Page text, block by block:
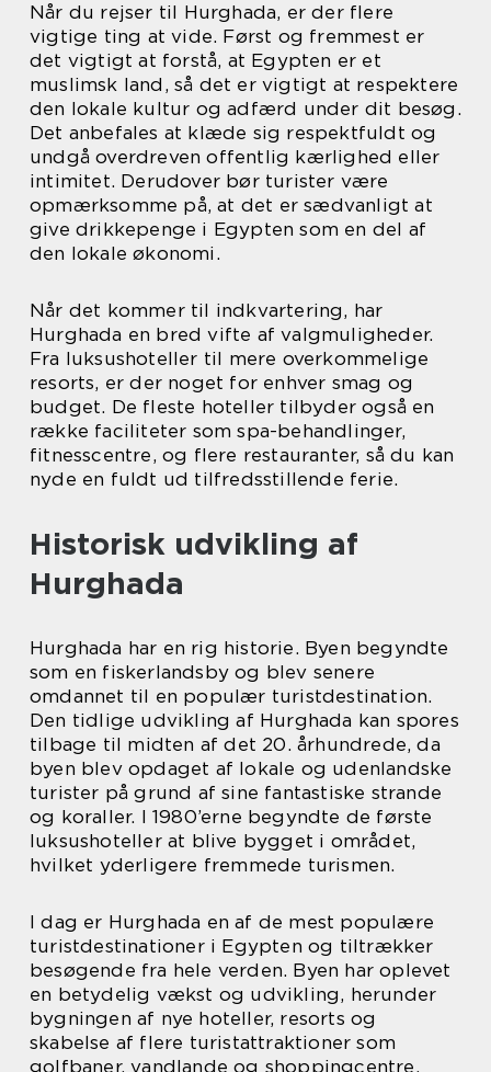
Når du rejser til Hurghada, er der flere
vigtige ting at vide. Først og fremmest er
det vigtigt at forstå, at Egypten er et
muslimsk land, så det er vigtigt at respektere
den lokale kultur og adfærd under dit besøg.
Det anbefales at klæde sig respektfuldt og
undgå overdreven offentlig kærlighed eller
intimitet. Derudover bør turister være
opmærksomme på, at det er sædvanligt at
give drikkepenge i Egypten som en del af
den lokale økonomi.
Når det kommer til indkvartering, har
Hurghada en bred vifte af valgmuligheder.
Fra luksushoteller til mere overkommelige
resorts, er der noget for enhver smag og
budget. De fleste hoteller tilbyder også en
række faciliteter som spa-behandlinger,
fitnesscentre, og flere restauranter, så du kan
nyde en fuldt ud tilfredsstillende ferie.
Historisk udvikling af
Hurghada
Hurghada har en rig historie. Byen begyndte
som en fiskerlandsby og blev senere
omdannet til en populær turistdestination.
Den tidlige udvikling af Hurghada kan spores
tilbage til midten af det 20. århundrede, da
byen blev opdaget af lokale og udenlandske
turister på grund af sine fantastiske strande
og koraller. I 1980’erne begyndte de første
luksushoteller at blive bygget i området,
hvilket yderligere fremmede turismen.
I dag er Hurghada en af de mest populære
turistdestinationer i Egypten og tiltrækker
besøgende fra hele verden. Byen har oplevet
en betydelig vækst og udvikling, herunder
bygningen af nye hoteller, resorts og
skabelse af flere turistattraktioner som
golfbaner, vandlande og shoppingcentre.